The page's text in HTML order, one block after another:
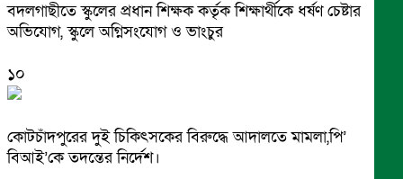
বদলগাছীতে স্কুলের প্রধান শিক্ষক কর্তৃক শিক্ষার্থীকে ধর্ষণ চেষ্টার
অভিযোগ, স্কুলে অগ্নিসংযোগ ও ভাংচুর
১০
কোটচাঁদপুরের দুই চিকিৎসকের বিরুদ্ধে আদালতে মামলা,পি’
বিআই’কে তদন্তের নির্দেশ।